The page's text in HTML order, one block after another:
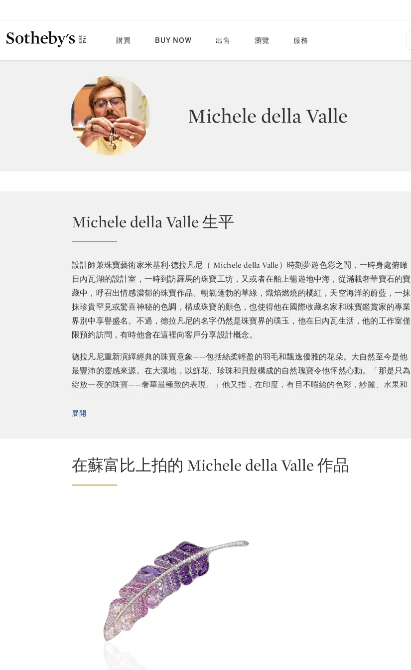
購買 BUY NOW 出售 瀏覽 服務
Michele della Valle
Michele della Valle 生平
設計師兼珠寶藝術家米基利‧德拉凡尼（ Michele della Valle）時刻夢遊色彩之間，一時身處俯瞰
日內瓦湖的設計室，一時到訪羅馬的珠寶工坊，又或者在船上暢遊地中海，從滿載奢華寶石的寶
藏中，呼召出情感濃郁的珠寶作品。朝氣蓬勃的草綠，熾焰燃燒的橘紅，天空海洋的蔚藍，一抹
抹珍貴罕見或驚喜神秘的色調，構成珠寶的顏色，也使得他在國際收藏名家和珠寶鑑賞家的專業
界別中享譽盛名。不過，德拉凡尼的名字仍然是珠寶界的璞玉，他在日內瓦生活，他的工作室僅
限預約訪問，有時他會在這裡向客戶分享設計概念。
德拉凡尼重新演繹經典的珠寶意象——包括絲柔輕盈的羽毛和飄逸優雅的花朵。大自然至今是他
最豐沛的靈感來源。在大溪地，以鮮花、珍珠和貝殼構成的自然瑰寶令他怦然心動。「那是只為
綻放一夜的珠寶——奢華最極致的表現。」他又指，在印度，有目不暇給的色彩，紗麗、水果和
的經歷。
展開
在蘇富比上拍的 Michele della Valle 作品